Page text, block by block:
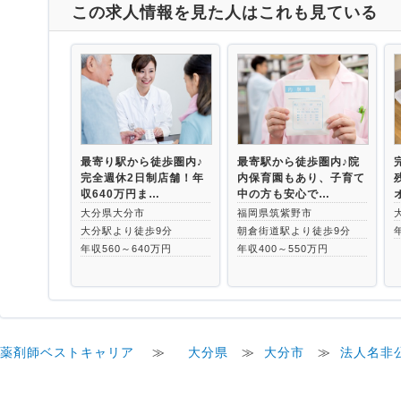
この求人情報を見た人はこれも見ている
最寄り駅から徒歩圏内♪
完全週休2日制店舗！年
収640万円ま…
大分県大分市
大分駅より徒歩9分
年収560～640万円
最寄駅から徒歩圏内♪院
内保育園もあり、子育て
中の方も安心で…
福岡県筑紫野市
朝倉街道駅より徒歩9分
年収400～550万円
薬剤師ベストキャリア ≫ 大分県 ≫ 大分市 ≫ 法人名非